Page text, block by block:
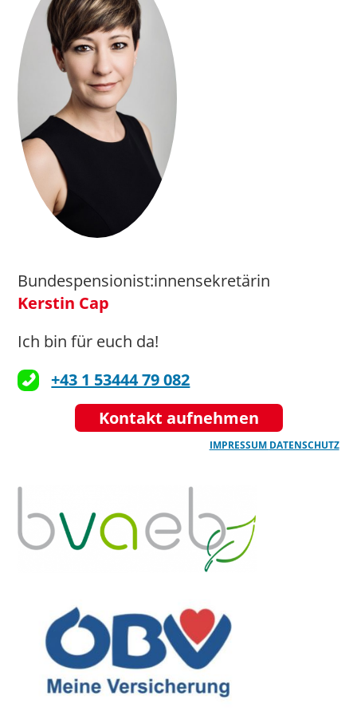
Bundespensionist:innensekretärin
Kerstin Cap
Ich bin für euch da!
+43 1 53444 79 082
Kontakt aufnehmen
IMPRESSUM DATENSCHUTZ